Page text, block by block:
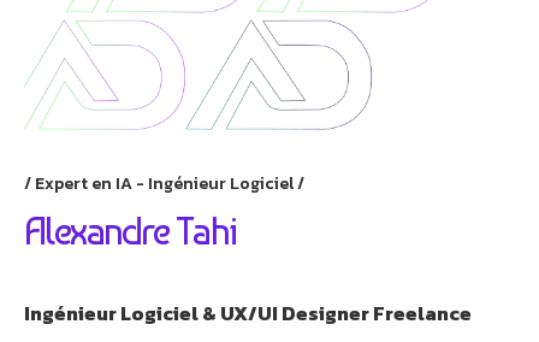
Expert en IA - Ingénieur Logiciel
Alexandre Tahi
Ingénieur Logiciel & UX/UI Designer Freelance